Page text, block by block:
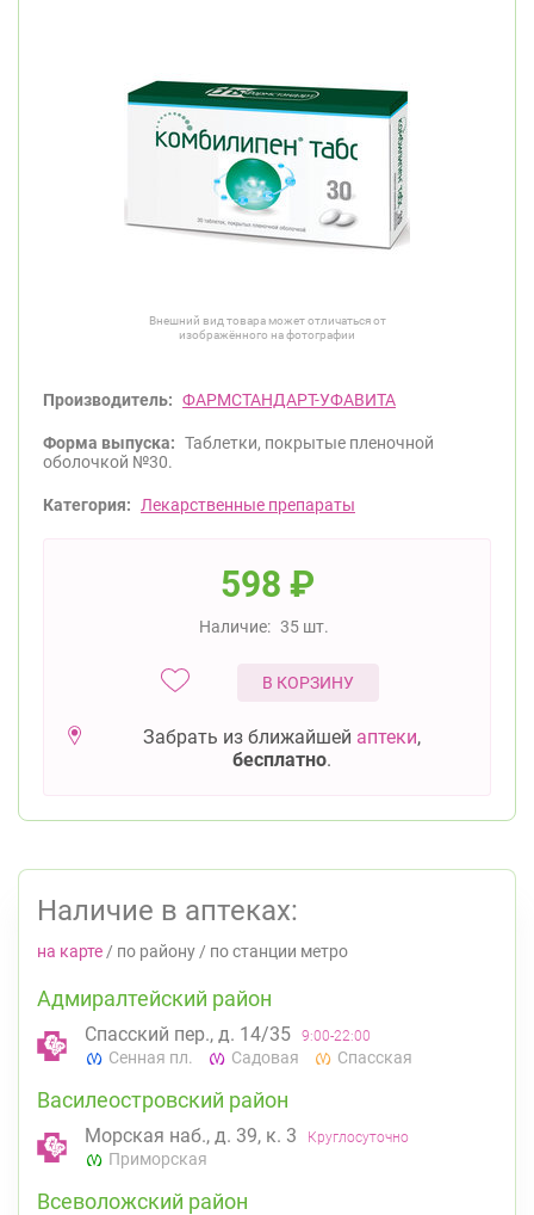
Внешний вид товара может отличаться от
изображённого на фотографии
Производитель: ФАРМСТАНДАРТ-УФАВИТА
Форма выпуска: Таблетки, покрытые пленочной
оболочкой №30.
Категория: Лекарственные препараты
598 ₽
Наличие: 35 шт.
В КОРЗИНУ
Забрать из ближайшей аптеки,
бесплатно.
Наличие в аптеках:
на карте / по району / по станции метро
Адмиралтейский район
Спасский пер., д. 14/35 9:00-22:00
Сенная пл. Садовая Спасская
Василеостровский район
Морская наб., д. 39, к. 3 Круглосуточно
Приморская
Всеволожский район